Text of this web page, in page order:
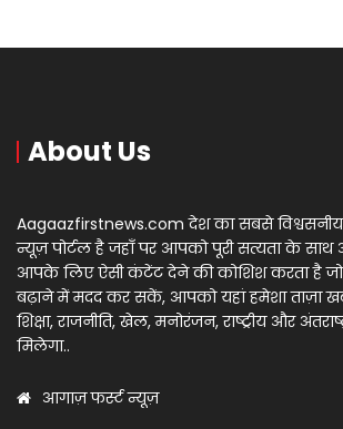
About Us
Aagaazfirstnews.com देश का सबसे
न्यूज़ पोर्टल है जहाँ पर आपको पूरी सत्यता के
आपके लिए ऐसी कंटेंट देने की कोशिश करता है
बढ़ाने में मदद कर सकें, आपको यहां हमेशा ताज़ा
शिक्षा, राजनीति, खेल, मनोरंजन, राष्ट्रीय और
मिलेगा..
आगाज़ फर्स्ट न्यूज़